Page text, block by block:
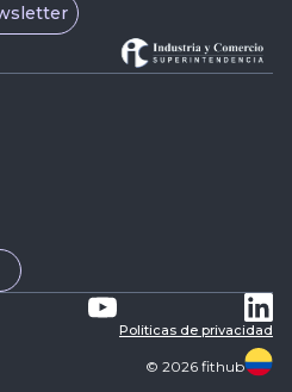
Politicas de privacidad
© 2026 fithub